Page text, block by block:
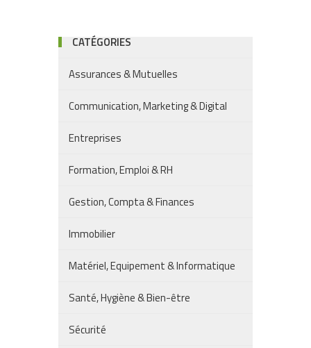
CATÉGORIES
Assurances & Mutuelles
Communication, Marketing & Digital
Entreprises
Formation, Emploi & RH
Gestion, Compta & Finances
Immobilier
Matériel, Equipement & Informatique
Santé, Hygiène & Bien-être
Sécurité